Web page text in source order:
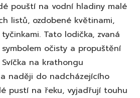
pouští na vodní hladiny malé
listů, ozdobené květinami,
Tato lodička, zvaná
očisty a propuštění
na krathongu
naději do nadcházejícího
pustí na řeku, vyjadřují touhu